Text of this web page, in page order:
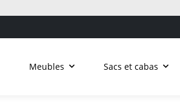
Meubles Sacs et cabas